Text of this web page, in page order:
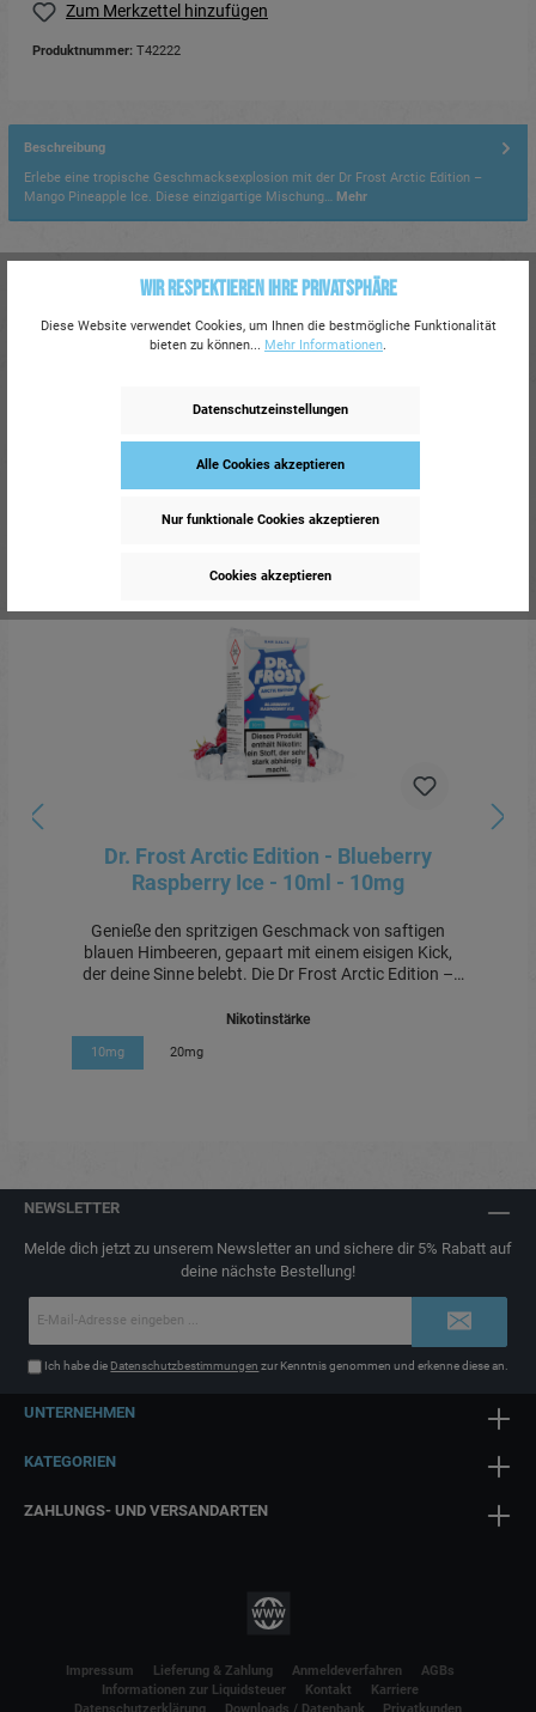
Zum Merkzettel hinzufügen
Produktnummer: T42222
Beschreibung
Erlebe eine tropische Geschmacksexplosion mit der Dr Frost Arctic Edition –
Mango Pineapple Ice. Diese einzigartige Mischung… Mehr
CLP-/REACH-Hinweise
Bitte beachten Sie die Gefahrenhinweise zu diesem Artikel. Mehr dazu.
Dr. Frost Arctic Edition - Blueberry
Raspberry Ice - 10ml - 10mg
Genieße den spritzigen Geschmack von saftigen
blauen Himbeeren, gepaart mit einem eisigen Kick,
der deine Sinne belebt. Die Dr Frost Arctic Edition –
blauen Himbeere mit einer erfrischenden Kälte, die
jeden Zug zu einem erfrischenden Erlebnis macht.
Ideal für alle, die einen fruchtigen und zugleich
Nikotinstärke
10mg 20mg
NEWSLETTER
Melde dich jetzt zu unserem Newsletter an und sichere dir 5% Rabatt auf
deine nächste Bestellung!
Ich habe die Datenschutzbestimmungen zur Kenntnis genommen und erkenne diese an.
UNTERNEHMEN
KATEGORIEN
ZAHLUNGS- UND VERSANDARTEN
Impressum Lieferung & Zahlung Anmeldeverfahren
AGBs
Informationen zur Liquidsteuer
Kontakt
Karriere
Wir respektieren Ihre Privatsphäre
Diese Website verwendet Cookies, um Ihnen die bestmögliche Funktionalität
bieten zu können... Mehr Informationen.
Datenschutzeinstellungen
Alle Cookies akzeptieren
Nur funktionale Cookies akzeptieren
Cookies akzeptieren